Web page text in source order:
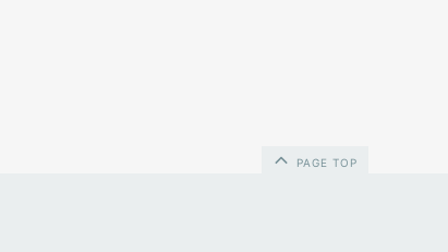
PAGE TOP